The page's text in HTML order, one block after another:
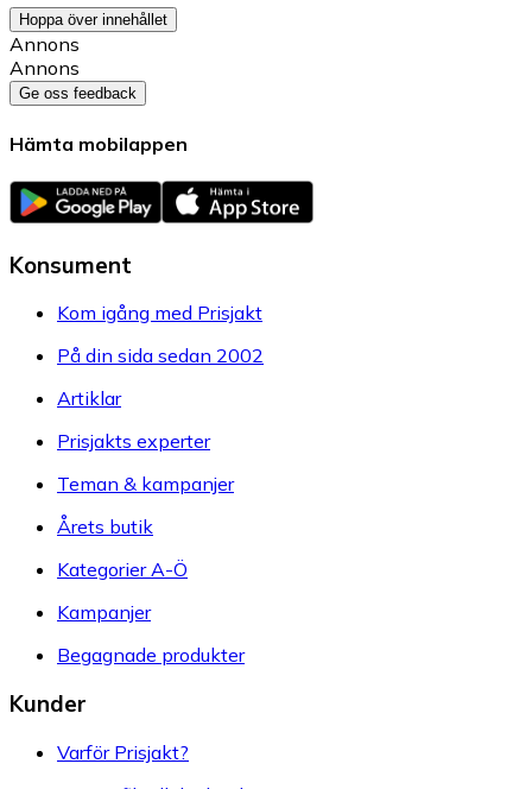
Hoppa över innehållet
Annons
Annons
Ge oss feedback
Hämta mobilappen
Konsument
Kom igång med Prisjakt
På din sida sedan 2002
Artiklar
Prisjakts experter
Teman & kampanjer
Årets butik
Kategorier A-Ö
Kampanjer
Begagnade produkter
Kunder
Varför Prisjakt?